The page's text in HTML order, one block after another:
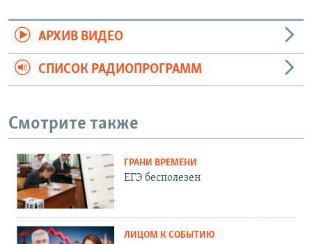
АРХИВ ВИДЕО
СПИСОК РАДИОПРОГРАММ
Смотрите также
ГРАНИ ВРЕМЕНИ
ЕГЭ бесполезен
ЛИЦОМ К СОБЫТИЮ